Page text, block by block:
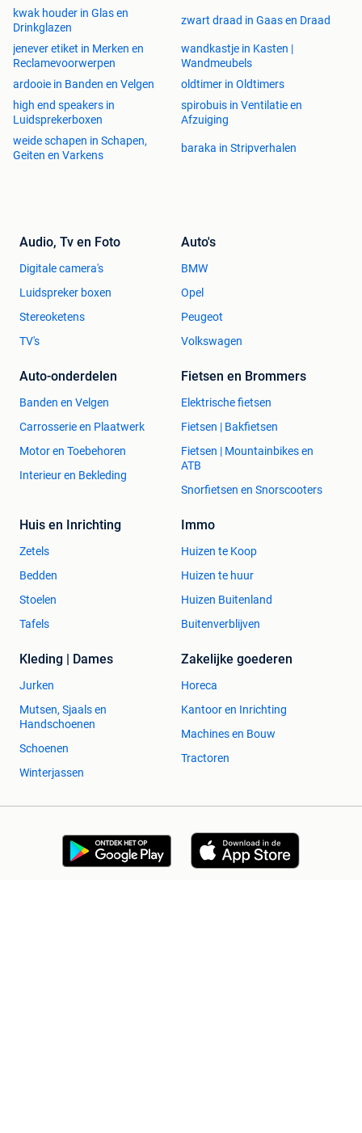
kwak houder in Glas en
Drinkglazen
zwart draad in Gaas en Draad
jenever etiket in Merken en
Reclamevoorwerpen
wandkastje in Kasten |
Wandmeubels
ardooie in Banden en Velgen
oldtimer in Oldtimers
high end speakers in
Luidsprekerboxen
spirobuis in Ventilatie en
Afzuiging
weide schapen in Schapen,
Geiten en Varkens
baraka in Stripverhalen
Audio, Tv en Foto
Digitale camera's
Luidspreker boxen
Stereoketens
TV's
Auto's
BMW
Opel
Peugeot
Volkswagen
Auto-onderdelen
Banden en Velgen
Carrosserie en Plaatwerk
Motor en Toebehoren
Interieur en Bekleding
Fietsen en Brommers
Elektrische fietsen
Fietsen | Bakfietsen
Fietsen | Mountainbikes en
ATB
Snorfietsen en Snorscooters
Huis en Inrichting
Zetels
Bedden
Stoelen
Tafels
Immo
Huizen te Koop
Huizen te huur
Huizen Buitenland
Buitenverblijven
Kleding | Dames
Jurken
Mutsen, Sjaals en
Handschoenen
Schoenen
Winterjassen
Zakelijke goederen
Horeca
Kantoor en Inrichting
Machines en Bouw
Tractoren